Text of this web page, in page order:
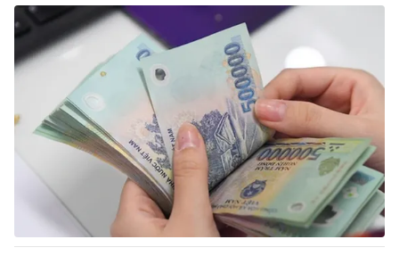
Pháp luật
Y tế
Thế giới
Thế giới đó đây
Câu chuyện quốc tế
Tài chính
Thị trường
Dữ liệu và đời sống